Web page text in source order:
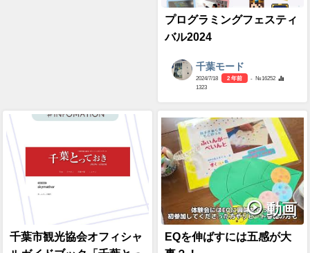
プログラミングフェスティ
バル2024
千葉モード
2024/7/18 2 年前
- №16252
1323
千葉市観光協会オフィシャ
動画
EQを伸ばすには五感が大